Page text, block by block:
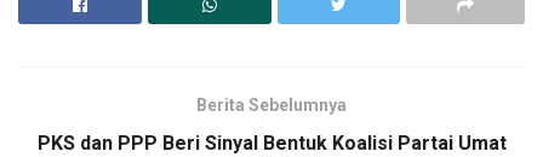
Berita Sebelumnya
PKS dan PPP Beri Sinyal Bentuk Koalisi Partai Umat